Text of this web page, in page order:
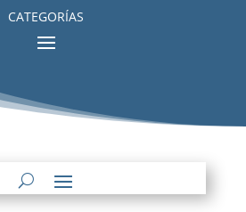
CATEGORÍAS